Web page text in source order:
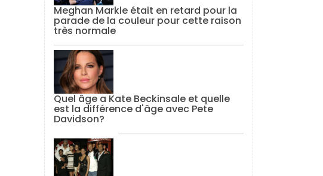
Meghan Markle était en retard pour la
parade de la couleur pour cette raison
très normale
Quel âge a Kate Beckinsale et quelle
est la différence d'âge avec Pete
Davidson?